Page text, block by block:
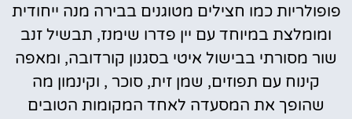
פופולריות כמו חצילים מטוגנים בבירה מנה ייחודית
ומומלצת במיוחד עם יין פדרו שימנז, תבשיל זנב
שור מסורתי בבישול איטי בסגנון קורדובה, ומאפה
קינוח עם תפוזים, שמן זית, סוכר , וקינמון מה
שהופך את המסעדה לאחד המקומות הטובים